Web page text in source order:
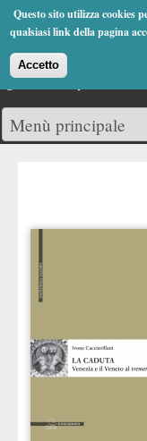
Questo sito utilizza cookies
qualsiasi link della pagina
Accetto
Jump to Navigation